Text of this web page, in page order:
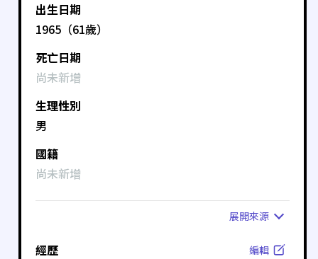
出生日期
1965（61歲）
死亡日期
尚未新增
生理性別
男
國籍
尚未新增
展開來源
經歷 編輯